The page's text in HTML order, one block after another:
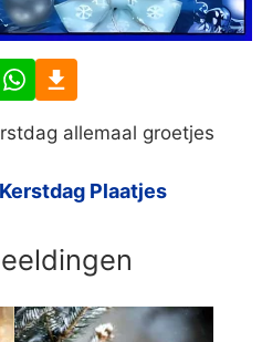
allemaal groetjes
Plaatjes